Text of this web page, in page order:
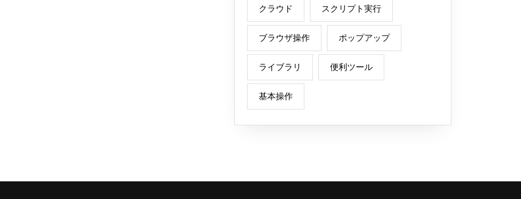
クラウド スクリプト実行
ブラウザ操作 ポップアップ
ライブラリ 便利ツール
基本操作